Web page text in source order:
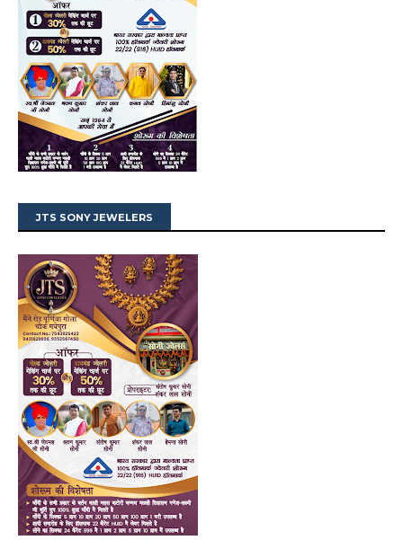
JTS SONY JEWELERS